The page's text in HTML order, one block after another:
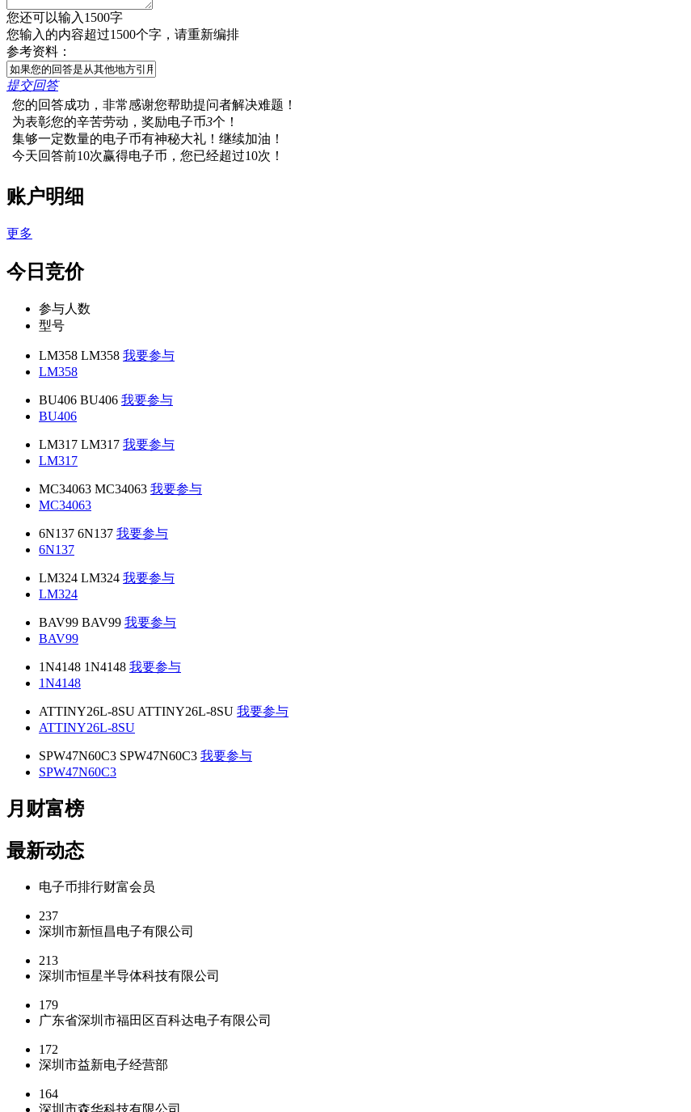
您还可以输入 1500字
您输入的内容超过1500个字，请重新编排
参考资料：
提交回答
您的回答成功，非常感谢您帮助提问者解决难题！
为表彰您的辛苦劳动，奖励电子币3个！
集够一定数量的电子币有神秘大礼！继续加油！
今天回答前10次赢得电子币，您已经超过10次！
账户明细
更多
今日竞价
参与人数
型号
LM358 LM358 我要参与
LM358
BU406 BU406 我要参与
BU406
LM317 LM317 我要参与
LM317
MC34063 MC34063 我要参与
MC34063
6N137 6N137 我要参与
6N137
LM324 LM324 我要参与
LM324
BAV99 BAV99 我要参与
BAV99
1N4148 1N4148 我要参与
1N4148
ATTINY26L-8SU ATTINY26L-8SU 我要参与
ATTINY26L-8SU
SPW47N60C3 SPW47N60C3 我要参与
SPW47N60C3
月财富榜
最新动态
电子币排行财富会员
237
深圳市新恒昌电子有限公司
213
深圳市恒星半导体科技有限公司
179
广东省深圳市福田区百科达电子有限公司
172
深圳市益新电子经营部
164